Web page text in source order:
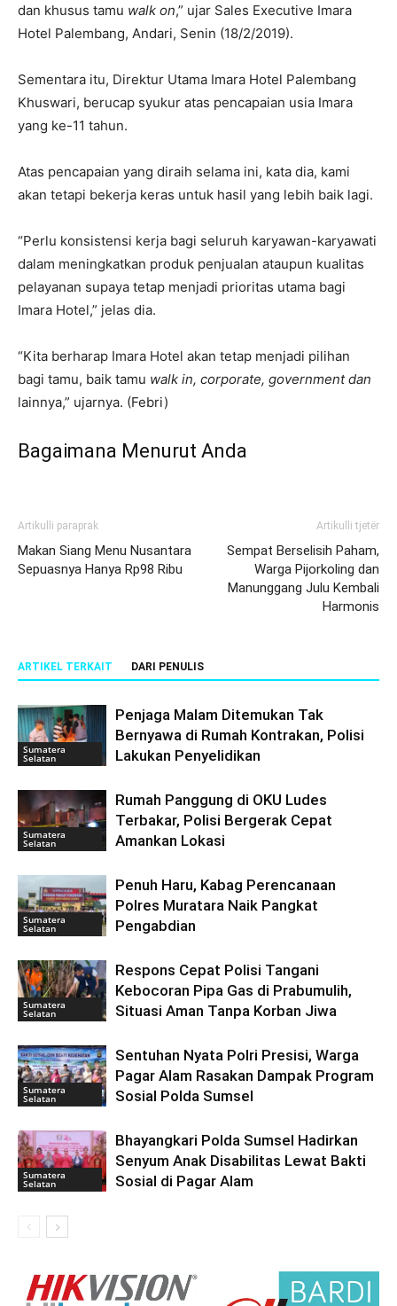
dan khusus tamu walk on,” ujar Sales Executive Imara
Hotel Palembang, Andari, Senin (18/2/2019).
Sementara itu, Direktur Utama Imara Hotel Palembang
Khuswari, berucap syukur atas pencapaian usia Imara
yang ke-11 tahun.
Atas pencapaian yang diraih selama ini, kata dia, kami
akan tetapi bekerja keras untuk hasil yang lebih baik lagi.
“Perlu konsistensi kerja bagi seluruh karyawan-karyawati
dalam meningkatkan produk penjualan ataupun kualitas
pelayanan supaya tetap menjadi prioritas utama bagi
Imara Hotel,” jelas dia.
“Kita berharap Imara Hotel akan tetap menjadi pilihan
bagi tamu, baik tamu walk in, corporate, government dan
lainnya,” ujarnya. (Febri)
Bagaimana Menurut Anda
Artikulli paraprak
Makan Siang Menu Nusantara
Sepuasnya Hanya Rp98 Ribu
Artikulli tjetër
Sempat Berselisih Paham,
Warga Pijorkoling dan
Manunggang Julu Kembali
Harmonis
ARTIKEL TERKAIT DARI PENULIS
Sumatera
Selatan
Penjaga Malam Ditemukan Tak
Bernyawa di Rumah Kontrakan, Polisi
Lakukan Penyelidikan
Sumatera
Selatan
Rumah Panggung di OKU Ludes
Terbakar, Polisi Bergerak Cepat
Amankan Lokasi
Sumatera
Selatan
Penuh Haru, Kabag Perencanaan
Polres Muratara Naik Pangkat
Pengabdian
Sumatera
Selatan
Respons Cepat Polisi Tangani
Kebocoran Pipa Gas di Prabumulih,
Situasi Aman Tanpa Korban Jiwa
Sumatera
Selatan
Sentuhan Nyata Polri Presisi, Warga
Pagar Alam Rasakan Dampak Program
Sosial Polda Sumsel
Sumatera
Selatan
Bhayangkari Polda Sumsel Hadirkan
Senyum Anak Disabilitas Lewat Bakti
Sosial di Pagar Alam